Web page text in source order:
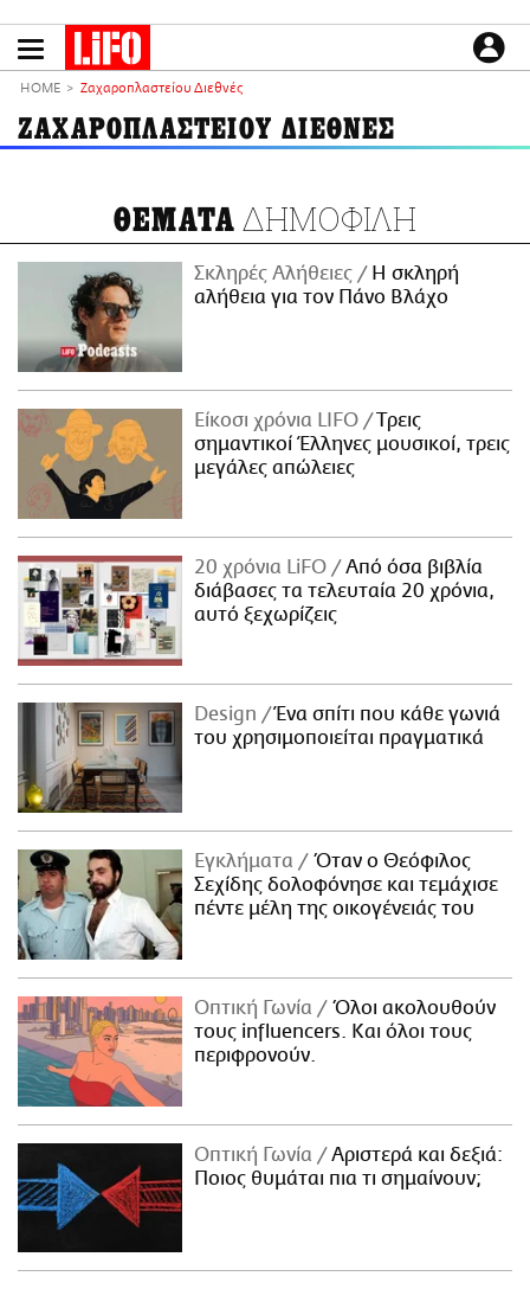
το
LIFO SHOP
NEWSLETTER
ΜΙΚΡΟΠΡΑΓΜΑΤΑ
THE GOOD LIFO
LIFOLAND
CITY GUIDE
ΑΜΠΑ
PRINT
ΕΙΔΗΣΕΙΣ
CULTURE
PODCASTS
Plus
HOME Ζαχαροπλαστείου Διεθνές
ΖΑΧΑΡΟΠΛΑΣΤΕΙΟΥ ΔΙΕΘΝΕΣ
ΘΕΜΑΤΑ ΔΗΜΟΦΙΛΗ
Σκληρές Αλήθειες
H σκληρή
αλήθεια για τον Πάνο Βλάχο
Είκοσι χρόνια LIFO
Tρεις
σημαντικοί Έλληνες μουσικοί, τρεις
μεγάλες απώλειες
20 χρόνια LiFO
Από όσα βιβλία
διάβασες τα τελευταία 20 χρόνια,
αυτό ξεχωρίζεις
Design
Ένα σπίτι που κάθε γωνιά
του χρησιμοποιείται πραγματικά
Εγκλήματα
Όταν ο Θεόφιλος
Σεχίδης δολοφόνησε και τεμάχισε
πέντε μέλη της οικογένειάς του
Οπτική Γωνία
Όλοι ακολουθούν
τους influencers. Και όλοι τους
περιφρονούν.
Οπτική Γωνία
Αριστερά και δεξιά:
Ποιος θυμάται πια τι σημαίνουν;